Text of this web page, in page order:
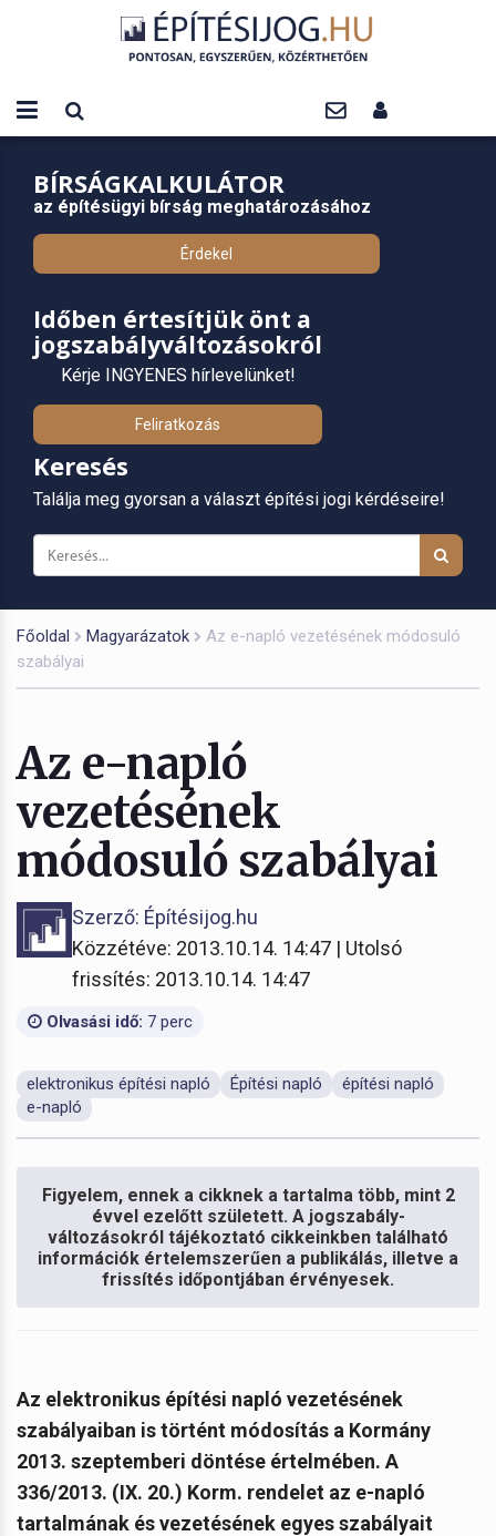
BÍRSÁGKALKULÁTOR
az építésügyi bírság meghatározásához
Érdekel
Időben értesítjük önt a
jogszabályváltozásokról
Kérje INGYENES hírlevelünket!
Feliratkozás
Keresés
Találja meg gyorsan a választ építési jogi kérdéseire!
Főoldal Magyarázatok
Az e-napló vezetésének módosuló
szabályai
Az e-napló
vezetésének
módosuló szabályai
Szerző: Építésijog.hu
Közzétéve: 2013.10.14. 14:47 | Utolsó
frissítés: 2013.10.14. 14:47
Olvasási idő: 7 perc
elektronikus építési napló Építési napló
építési napló
e-napló
Figyelem, ennek a cikknek a tartalma több, mint 2
évvel ezelőtt született. A jogszabály-
változásokról tájékoztató cikkeinkben található
információk értelemszerűen a publikálás, illetve a
frissítés időpontjában érvényesek.
Az elektronikus építési napló vezetésének
szabályaiban is történt módosítás a Kormány
2013. szeptemberi döntése értelmében. A
336/2013. (IX. 20.) Korm. rendelet az e-napló
tartalmának és vezetésének egyes szabályait